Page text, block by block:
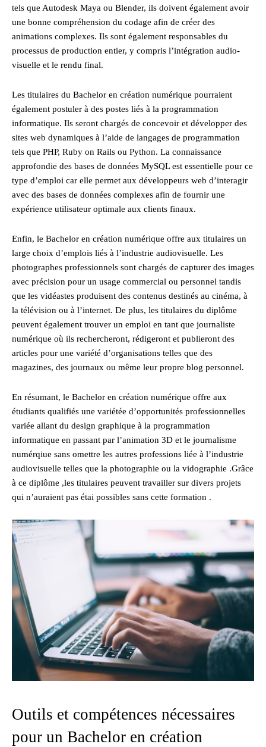
tels que Autodesk Maya ou Blender, ils doivent également avoir
une bonne compréhension du codage afin de créer des
animations complexes. Ils sont également responsables du
processus de production entier, y compris l’intégration audio-
visuelle et le rendu final.
Les titulaires du Bachelor en création numérique pourraient
également postuler à des postes liés à la programmation
informatique. Ils seront chargés de concevoir et développer des
sites web dynamiques à l’aide de langages de programmation
tels que PHP, Ruby on Rails ou Python. La connaissance
approfondie des bases de données MySQL est essentielle pour ce
type d’emploi car elle permet aux développeurs web d’interagir
avec des bases de données complexes afin de fournir une
expérience utilisateur optimale aux clients finaux.
Enfin, le Bachelor en création numérique offre aux titulaires un
large choix d’emplois liés à l’industrie audiovisuelle. Les
photographes professionnels sont chargés de capturer des images
avec précision pour un usage commercial ou personnel tandis
que les vidéastes produisent des contenus destinés au cinéma, à
la télévision ou à l’internet. De plus, les titulaires du diplôme
peuvent également trouver un emploi en tant que journaliste
numérique où ils rechercheront, rédigeront et publieront des
articles pour une variété d’organisations telles que des
magazines, des journaux ou même leur propre blog personnel.
En résumant, le Bachelor en création numérique offre aux
étudiants qualifiés une variétée d’opportunités professionnelles
variée allant du design graphique à la programmation
informatique en passant par l’animation 3D et le journalisme
numérqiue sans omettre les autres professions liée à l’industrie
audiovisuelle telles que la photographie ou la vidographie .Grâce
à ce diplôme ,les titulaires peuvent travailler sur divers projets
qui n’auraient pas étai possibles sans cette formation .
Outils et compétences nécessaires
pour un Bachelor en création